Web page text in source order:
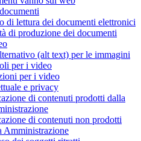
di lettura dei documenti elettronici
di produzione dei documenti
(alt text) per le immagini
per i video
per i video
e privacy
di contenuti prodotti dalla
di contenuti non prodotti
Amministrazione